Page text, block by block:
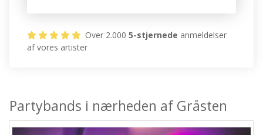
Over 2.0005-stjernede anmeldelser
af vores artister
Partybands i nærheden af Gråsten